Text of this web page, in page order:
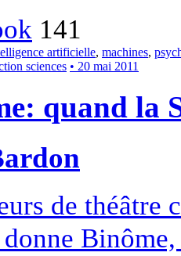
141
artificielle, machines,
sciences • 20 mai 2011
quand la
de théâtre